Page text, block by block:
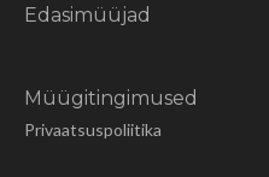
Edasimüüjad
Müügitingimused
Privaatsuspoliitika